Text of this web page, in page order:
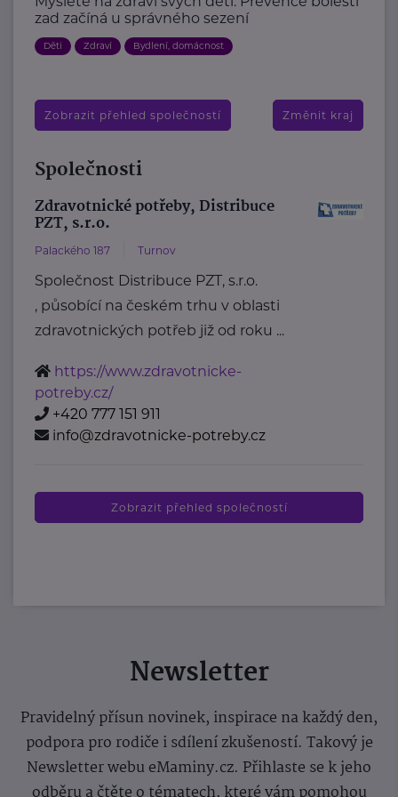
zad začíná u správného sezení
Děti Zdraví Bydlení, domácnost
Zobrazit přehled společností Změnit kraj
Společnosti
Zdravotnické potřeby, Distribuce
PZT, s.r.o.
Palackého 187 Turnov
Společnost Distribuce PZT, s.r.o.
, působící na českém trhu v oblasti
zdravotnických potřeb již od roku ...
https://www.zdravotnicke-
potreby.cz/
+420 777 151 911
info@zdravotnicke-potreby.cz
Zobrazit přehled společností
Newsletter
Pravidelný přísun novinek, inspirace na každý den,
podpora pro rodiče i sdílení zkušeností. Takový je
Newsletter webu eMaminy.cz. Přihlaste se k jeho